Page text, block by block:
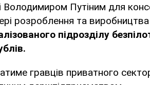
Путіним для
розроблення та виробництва
підрозділу
гравців приватного